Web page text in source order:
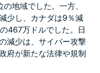
地域でした。一方、
少し、カナダは9％減
467万ドルでした。日
減少は、サイバー攻撃
府が新たな法律や規制